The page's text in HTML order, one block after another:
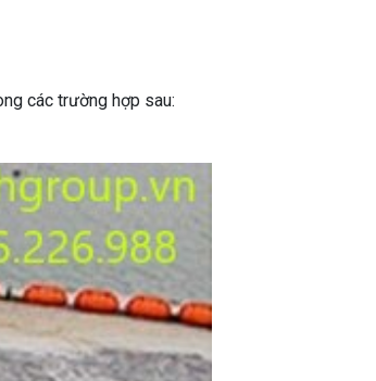
các trường hợp sau: